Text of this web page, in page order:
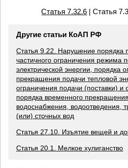
Статья 7.32.6 | Статья
Другие статьи КоАП РФ
Статья 9.22. Нарушение порядка
частичного ограничения режима
электрической энергии, порядка
прекращения подачи тепловой
ограничения подачи (поставки) и
порядка временного
водоснабжения, водоотведения,
(или) сточных вод
Статья 27.10. Изъятие вещей и
Статья 20.1. Мелкое хулиганство